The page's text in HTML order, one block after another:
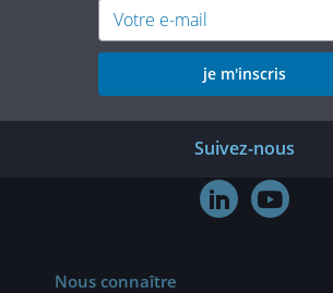
je m'inscris
Suivez-nous
 
Nous connaître